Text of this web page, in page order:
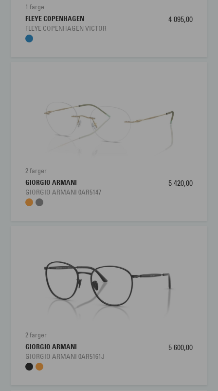
1 farge
FLEYE COPENHAGEN
FLEYE COPENHAGEN VICTOR
4 095,00
2 farger
GIORGIO ARMANI
GIORGIO ARMANI 0AR5147
5 420,00
2 farger
GIORGIO ARMANI
GIORGIO ARMANI 0AR5161J
5 600,00